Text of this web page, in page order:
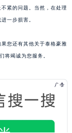
紧的问题。当然，在处理
一步损害。
您还有其他关于泰格豪雅
将竭诚为您服务。